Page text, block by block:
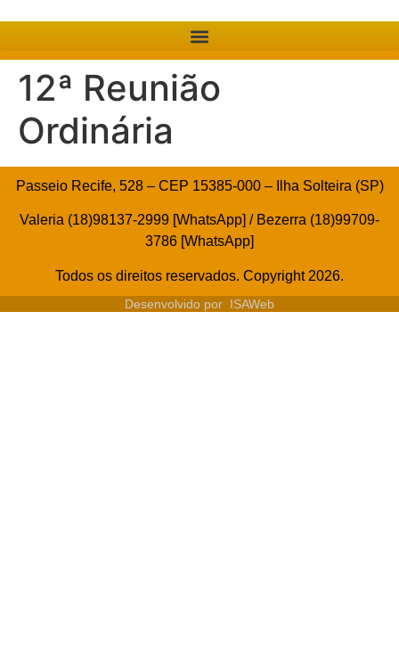
12ª Reunião
Ordinária
Passeio Recife, 528 – CEP 15385-000 – Ilha Solteira (SP)
Valeria (18)98137-2999 [WhatsApp] / Bezerra (18)99709-
3786 [WhatsApp]
Todos os direitos reservados. Copyright 2026.
Desenvolvido por ISAWeb